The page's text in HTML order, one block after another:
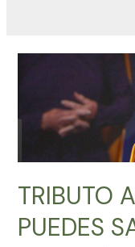
TRIBUTO
PUEDES